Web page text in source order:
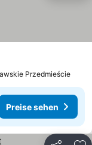
Przedmieście
Preise sehen